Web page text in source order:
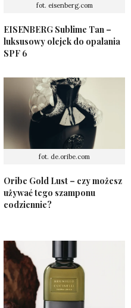
fot. eisenberg.com
EISENBERG Sublime Tan –
luksusowy olejek do opalania
SPF 6
fot. de.oribe.com
Oribe Gold Lust – czy możesz
używać tego szamponu
codziennie?